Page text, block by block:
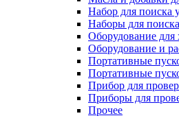
Набор для поиска
Наборы для
Оборудование для
Оборудование и
Портативные
Портативные
Прибор для
Приборы для
Прочее